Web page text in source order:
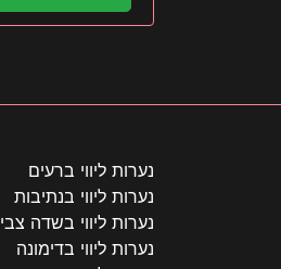
נערות ליווי ברעים
נערות ליווי בנתיבות
נערות ליווי בשדה צבי
נערות ליווי בדימונה